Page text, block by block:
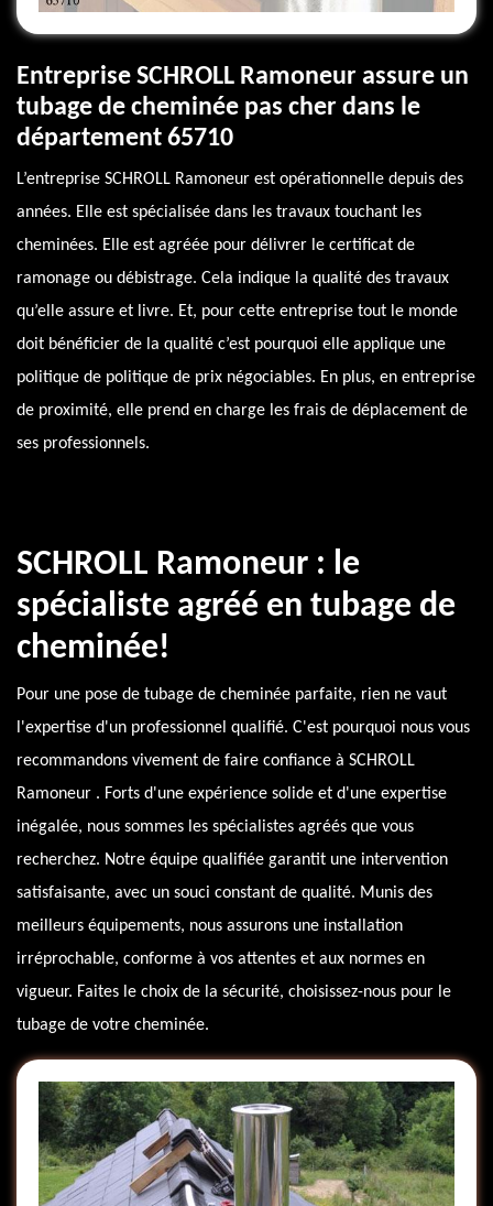
Entreprise SCHROLL Ramoneur assure un
tubage de cheminée pas cher dans le
département 65710
L’entreprise SCHROLL Ramoneur est opérationnelle depuis des
années. Elle est spécialisée dans les travaux touchant les
cheminées. Elle est agréée pour délivrer le certificat de
ramonage ou débistrage. Cela indique la qualité des travaux
qu’elle assure et livre. Et, pour cette entreprise tout le monde
doit bénéficier de la qualité c’est pourquoi elle applique une
politique de politique de prix négociables. En plus, en entreprise
de proximité, elle prend en charge les frais de déplacement de
ses professionnels.
SCHROLL Ramoneur : le
spécialiste agréé en tubage de
cheminée!
Pour une pose de tubage de cheminée parfaite, rien ne vaut
l'expertise d'un professionnel qualifié. C'est pourquoi nous vous
recommandons vivement de faire confiance à SCHROLL
Ramoneur . Forts d'une expérience solide et d'une expertise
inégalée, nous sommes les spécialistes agréés que vous
recherchez. Notre équipe qualifiée garantit une intervention
satisfaisante, avec un souci constant de qualité. Munis des
meilleurs équipements, nous assurons une installation
irréprochable, conforme à vos attentes et aux normes en
vigueur. Faites le choix de la sécurité, choisissez-nous pour le
tubage de votre cheminée.